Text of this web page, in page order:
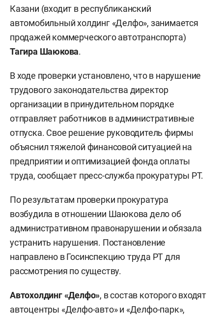
Казани (входит в республиканский
автомобильный холдинг «Делфо», занимается
продажей коммерческого автотранспорта)
Тагира Шаюкова.
В ходе проверки установлено, что в нарушение
трудового законодательства директор
организации в принудительном порядке
отправляет работников в административные
отпуска. Свое решение руководитель фирмы
объяснил тяжелой финансовой ситуацией на
предприятии и оптимизацией фонда оплаты
труда, сообщает пресс-служба прокуратуры РТ.
По результатам проверки прокуратура
возбудила в отношении Шаюкова дело об
административном правонарушении и обязала
устранить нарушения. Постановление
направлено в Госинспекцию труда РТ для
рассмотрения по существу.
Автохолдинг «Делфо», в состав которого входят
автоцентры «Делфо-авто» и «Делфо-парк»,